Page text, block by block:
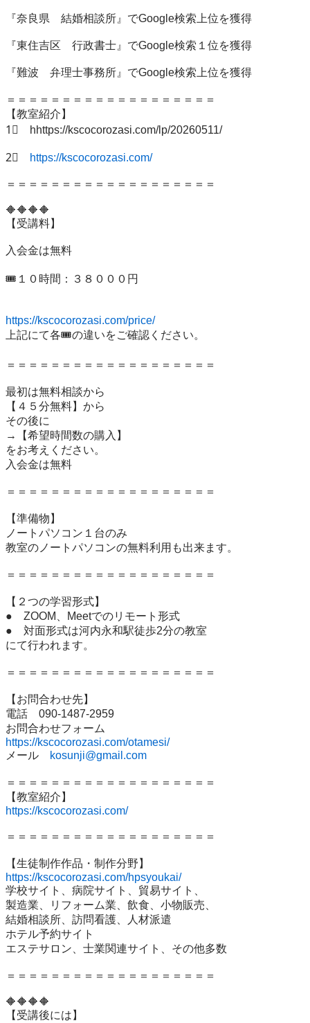
『奈良県　結婚相談所』でGoogle検索上位を獲得
『東住吉区　行政書士』でGoogle検索１位を獲得
『難波　弁理士事務所』でGoogle検索上位を獲得
＝＝＝＝＝＝＝＝＝＝＝＝＝＝＝＝＝＝＝
【教室紹介】
1⃣　hhttps://kscocorozasi.com/lp/20260511/
2⃣ https://kscocorozasi.com/
＝＝＝＝＝＝＝＝＝＝＝＝＝＝＝＝＝＝＝
🔶🔶🔶🔶
【受講料】
入会金は無料
🎟️１０時間：３８０００円
https://kscocorozasi.com/price/
上記にて各🎟️の違いをご確認ください。
＝＝＝＝＝＝＝＝＝＝＝＝＝＝＝＝＝＝＝
最初は無料相談から
【４５分無料】から
その後に
→【希望時間数の購入】
をお考えください。
入会金は無料
＝＝＝＝＝＝＝＝＝＝＝＝＝＝＝＝＝＝＝
【準備物】
ノートパソコン１台のみ
教室のノートパソコンの無料利用も出来ます。
＝＝＝＝＝＝＝＝＝＝＝＝＝＝＝＝＝＝＝
【２つの学習形式】
●　ZOOM、Meetでのリモート形式
●　対面形式は河内永和駅徒歩2分の教室
にて行われます。
＝＝＝＝＝＝＝＝＝＝＝＝＝＝＝＝＝＝＝
【お問合わせ先】
電話　090-1487-2959
https://kscocorozasi.com/otamesi/
メール
kosunji@gmail.com
＝＝＝＝＝＝＝＝＝＝＝＝＝＝＝＝＝＝＝
https://kscocorozasi.com/
＝＝＝＝＝＝＝＝＝＝＝＝＝＝＝＝＝＝＝
https://kscocorozasi.com/hpsyoukai/
学校サイト、病院サイト、貿易サイト、
製造業、リフォーム業、飲食、小物販売、
結婚相談所、訪問看護、人材派遣
ホテル予約サイト
エステサロン、士業関連サイト、その他多数
＝＝＝＝＝＝＝＝＝＝＝＝＝＝＝＝＝＝＝
🔶🔶🔶🔶
【受講後には】